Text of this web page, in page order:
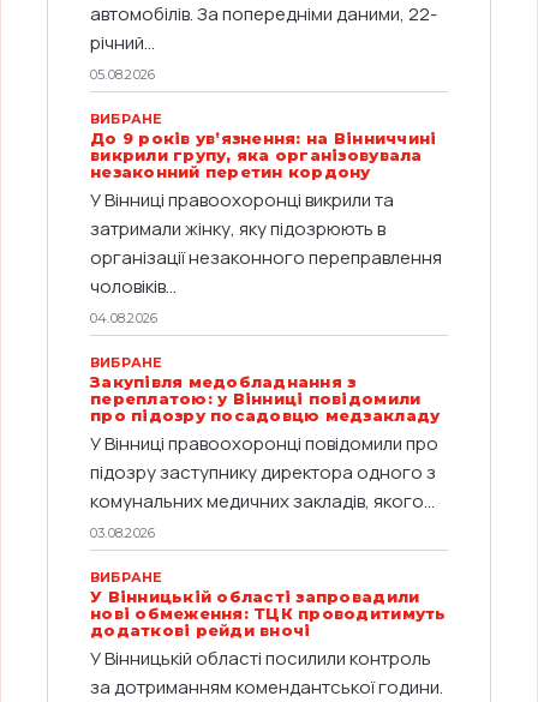
автомобілів. За попередніми даними, 22-
річний...
05.08.2026
ВИБРАНЕ
До 9 років ув’язнення: на Вінниччині
викрили групу, яка організовувала
незаконний перетин кордону
У Вінниці правоохоронці викрили та
затримали жінку, яку підозрюють в
організації незаконного переправлення
чоловіків...
04.08.2026
ВИБРАНЕ
Закупівля медобладнання з
переплатою: у Вінниці повідомили
про підозру посадовцю медзакладу
У Вінниці правоохоронці повідомили про
підозру заступнику директора одного з
комунальних медичних закладів, якого...
03.08.2026
ВИБРАНЕ
У Вінницькій області запровадили
нові обмеження: ТЦК проводитимуть
додаткові рейди вночі
У Вінницькій області посилили контроль
за дотриманням комендантської години.